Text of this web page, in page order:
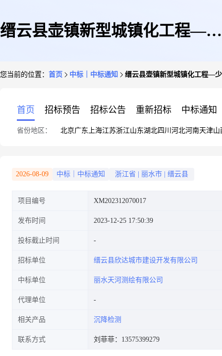
缙云县壶镇新型城镇化工程—少
您当前的位置： 首页 中标｜中标通知 缙云县壶镇新型城镇化工程—
首页 招标预告 招标公告 重新招标 中标通知
省份地区： 北京广东 上海江苏浙江山东湖北四川 河北河南天津山
2026-08-09 中标｜中标通知 浙江省 丽水市 缙云县
项目编号 XM202312070017
发布时间 2023-12-25 17:50:39
投标截止时间
招标单位 缙云县欣达城市建设开发有限公司
中标单位 丽水天河测绘有限公司
代理单位
相关产品 沉降检测
联系方式 刘菲菲：13575399279